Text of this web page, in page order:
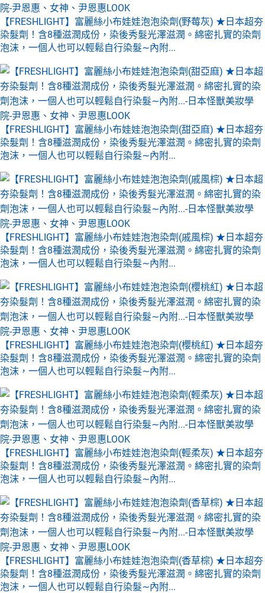
【FRESHLIGHT】富麗絲小布娃娃泡泡染劑(野莓灰) ★日本超夯
染髮劑！含8種滋潤成份，染後秀髮光澤滋潤。綿密扎實的染劑
泡沫，一個人也可以輕鬆自行染髮∼內附...
【FRESHLIGHT】富麗絲小布娃娃泡泡染劑(甜亞麻) ★日本超夯
染髮劑！含8種滋潤成份，染後秀髮光澤滋潤。綿密扎實的染劑
泡沫，一個人也可以輕鬆自行染髮∼內附...
【FRESHLIGHT】富麗絲小布娃娃泡泡染劑(戚風棕) ★日本超夯
染髮劑！含8種滋潤成份，染後秀髮光澤滋潤。綿密扎實的染劑
泡沫，一個人也可以輕鬆自行染髮∼內附...
【FRESHLIGHT】富麗絲小布娃娃泡泡染劑(櫻桃紅) ★日本超夯
染髮劑！含8種滋潤成份，染後秀髮光澤滋潤。綿密扎實的染劑
泡沫，一個人也可以輕鬆自行染髮∼內附...
【FRESHLIGHT】富麗絲小布娃娃泡泡染劑(輕柔灰) ★日本超夯
染髮劑！含8種滋潤成份，染後秀髮光澤滋潤。綿密扎實的染劑
泡沫，一個人也可以輕鬆自行染髮∼內附...
【FRESHLIGHT】富麗絲小布娃娃泡泡染劑(香草棕) ★日本超夯
染髮劑！含8種滋潤成份，染後秀髮光澤滋潤。綿密扎實的染劑
泡沫，一個人也可以輕鬆自行染髮∼內附...